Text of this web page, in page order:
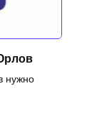
нужно